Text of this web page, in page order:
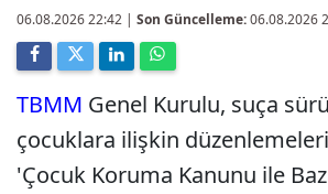
06.08.2026 22:42 | Son Güncelleme:06.08.2026
TBMM Genel Kurulu, suça
çocuklara ilişkin
'Çocuk Koruma Kanunu ile